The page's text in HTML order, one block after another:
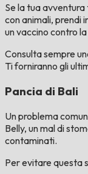
Se la tua
con animali, prendi
un vaccino contro
Consulta sempre
Ti forniranno gli
Pancia di Bali
Un problema
Belly, un mal di
contaminati.
Per evitare questa